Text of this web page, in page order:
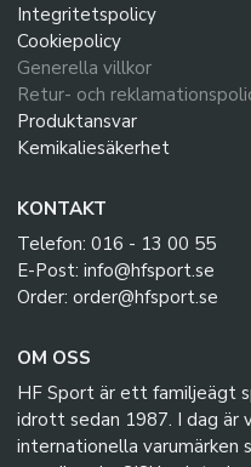
Integritetspolicy
Cookiepolicy
Generella villkor
Retur- och
Produktansvar
Kemikaliesäkerhet
KONTAKT
Telefon: 016 - 13 00 55
E-Post: info@hfsport.se
Order: order@hfsport.se
OM OSS
HF Sport är ett familjeägt
idrott sedan 1987. I dag är
internationella varumärken